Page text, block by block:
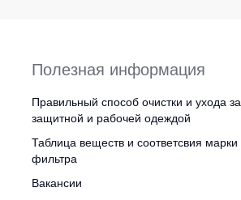
Полезная информация
Правильный способ очистки и ухода за
защитной и рабочей одеждой
Таблица веществ и соответсвия марки
фильтра
Вакансии